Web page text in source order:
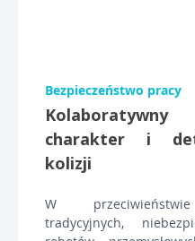
Bezpieczeństwo pracy
Kolaboratywny
charakter i
kolizji
W
tradycyjnych,